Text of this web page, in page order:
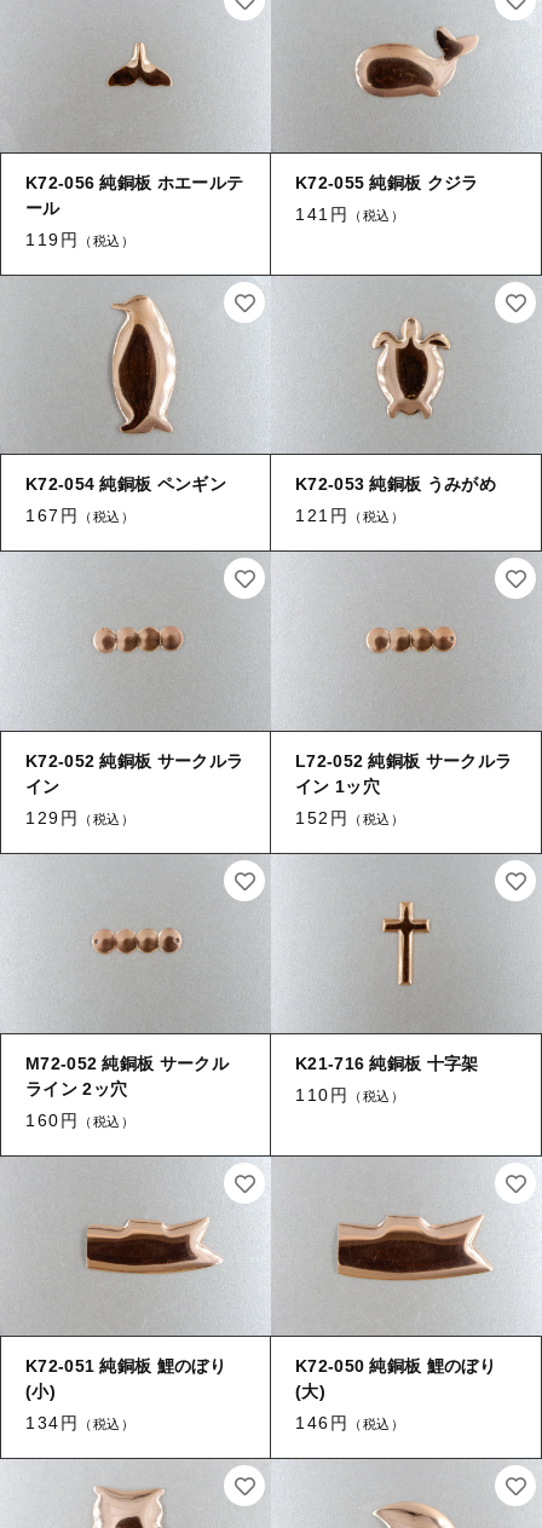
K72-056 純銅板 ホエールテ
ール
119円
（税込）
K72-055 純銅板 クジラ
141円
（税込）
K72-054 純銅板 ペンギン
167円
（税込）
K72-053 純銅板 うみがめ
121円
（税込）
K72-052 純銅板 サークルラ
イン
129円
（税込）
L72-052 純銅板 サークルラ
イン 1ッ穴
152円
（税込）
M72-052 純銅板 サークル
ライン 2ッ穴
160円
（税込）
K21-716 純銅板 十字架
110円
（税込）
K72-051 純銅板 鯉のぼり
(小)
134円
（税込）
K72-050 純銅板 鯉のぼり
(大)
146円
（税込）
≪チャーム≫ 葉
≪チャーム≫ コイン
≪チャーム≫ 環付き
≪チャーム≫ 両環付き
【加工】 メッキ
【加工】 溶接（ロー付け）
【加工】 刻印
オリジナル製作
銅板のデザイン提案
真鍮とは
お問い合わせ
【留め金具】 パイプ
【留め金具】 服飾
【留め金具】 ネックレス用金具・エリ吊り
ヒートン・９ピン・Tピン
キャップ・エンドパーツ
筒
≪チャーム≫ 花
≪チャーム≫ コイン
≪チャーム≫ 環付き
その他
【加工】 メッキ
【加工】 溶接（ロー付け）
【加工】 穴あけ・ヤブリ
【加工】 刻印